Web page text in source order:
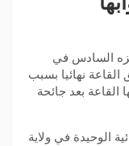
السادس في
نهائيا بسبب
القاعة بعد جائحة
الوحيدة في ولاية